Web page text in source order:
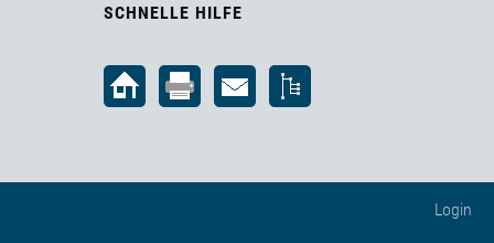
SCHNELLE HILFE
Login